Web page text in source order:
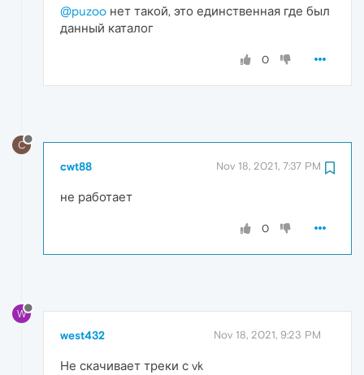
@puzoo нет такой, это единственная где был
данный каталог
0
C
cwt88 Nov 18, 2021, 7:37 PM
не работает
0
W
west432 Nov 18, 2021, 9:23 PM
Не скачивает треки с vk